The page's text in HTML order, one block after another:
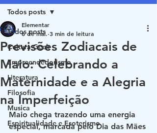
Todos posts
Cultura Geek
Empreendedorismo
Literatura
Filosofia
Musica
Espiritualidade e Esoterismo
Todos posts
Previsões Zodiacais de
Maio: Celebrando a
Maternidade e a Alegria
na Imperfeição
Elementar
6 de mai. 3 min de leitura
Maio chega trazendo uma energia
especial, marcada pelo Dia das Mães